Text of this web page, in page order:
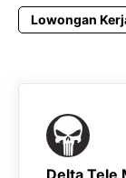
Lowongan
Delta Tele